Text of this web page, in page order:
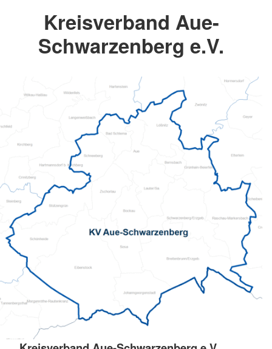
Kreisverband Aue-
Schwarzenberg e.V.